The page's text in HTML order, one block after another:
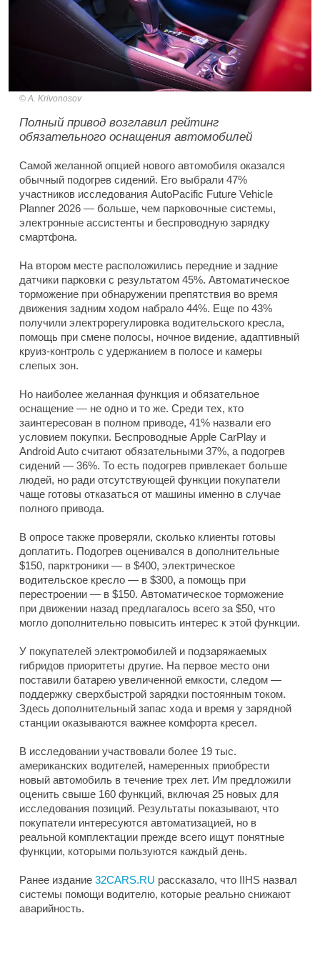
A. Krivonosov
Полный привод возглавил рейтинг
обязательного оснащения автомобилей
Самой желанной опцией нового автомобиля оказался
обычный подогрев сидений. Его выбрали 47%
участников исследования AutoPacific Future Vehicle
Planner 2026 — больше, чем парковочные системы,
электронные ассистенты и беспроводную зарядку
смартфона.
На втором месте расположились передние и задние
датчики парковки с результатом 45%. Автоматическое
торможение при обнаружении препятствия во время
движения задним ходом набрало 44%. Еще по 43%
получили электрорегулировка водительского кресла,
помощь при смене полосы, ночное видение, адаптивный
круиз-контроль с удержанием в полосе и камеры
слепых зон.
Но наиболее желанная функция и обязательное
оснащение — не одно и то же. Среди тех, кто
заинтересован в полном приводе, 41% назвали его
условием покупки. Беспроводные Apple CarPlay и
Android Auto считают обязательными 37%, а подогрев
сидений — 36%. То есть подогрев привлекает больше
людей, но ради отсутствующей функции покупатели
чаще готовы отказаться от машины именно в случае
полного привода.
В опросе также проверяли, сколько клиенты готовы
доплатить. Подогрев оценивался в дополнительные
$150, парктроники — в $400, электрическое
водительское кресло — в $300, а помощь при
перестроении — в $150. Автоматическое торможение
при движении назад предлагалось всего за $50, что
могло дополнительно повысить интерес к этой функции.
У покупателей электромобилей и подзаряжаемых
гибридов приоритеты другие. На первое место они
поставили батарею увеличенной емкости, следом —
поддержку сверхбыстрой зарядки постоянным током.
Здесь дополнительный запас хода и время у зарядной
станции оказываются важнее комфорта кресел.
В исследовании участвовали более 19 тыс.
американских водителей, намеренных приобрести
новый автомобиль в течение трех лет. Им предложили
оценить свыше 160 функций, включая 25 новых для
исследования позиций. Результаты показывают, что
покупатели интересуются автоматизацией, но в
реальной комплектации прежде всего ищут понятные
функции, которыми пользуются каждый день.
Ранее издание 32CARS.RU рассказало, что IIHS назвал
системы помощи водителю, которые реально снижают
аварийность.